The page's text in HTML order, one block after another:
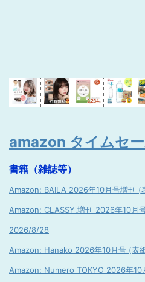
amazon タイムセ
書籍（雑誌等）
Amazon: BAILA 2026年10月号増刊
Amazon: CLASSY.増刊 2026年10月
2026/8/28
Amazon: Hanako 2026年10月号 (表
Amazon: Numero TOKYO 2026年10